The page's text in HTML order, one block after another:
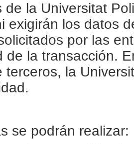
de la Universitat
exigirán los datos
por las
de la transacción.
terceros, la
se podrán realizar: